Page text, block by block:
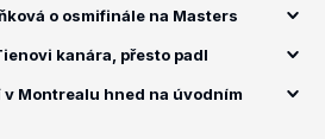
o osmifinále na Masters
kanára, přesto padl
Montrealu hned na úvodním